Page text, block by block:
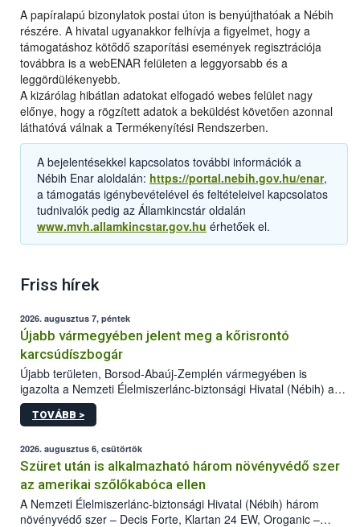
A papíralapú bizonylatok postai úton is benyújthatóak a Nébih
részére. A hivatal ugyanakkor felhívja a figyelmet, hogy a
támogatáshoz kötődő szaporítási események regisztrációja
továbbra is a webENAR felületen a leggyorsabb és a
leggördülékenyebb.
A kizárólag hibátlan adatokat elfogadó webes felület nagy
előnye, hogy a rögzített adatok a beküldést követően azonnal
láthatóvá válnak a Termékenyítési Rendszerben.
A bejelentésekkel kapcsolatos további információk a
Nébih Enar aloldalán: https://portal.nebih.gov.hu/enar,
a támogatás igénybevételével és feltételeivel kapcsolatos
tudnivalók pedig az Államkincstár oldalán
www.mvh.allamkincstar.gov.hu érhetőek el.
Friss hírek
2026. augusztus 7, péntek
Újabb vármegyében jelent meg a kőrisrontó
karcsúdíszbogár
Újabb területen, Borsod-Abaúj-Zemplén vármegyében is
igazolta a Nemzeti Élelmiszerlánc-biztonsági Hivatal (Nébih) a
kőrisrontó karcsúdíszbogár (Agrilus planipennis) jelenlétét. A
kártevőt nem csak színcsapdában találták meg, de már fertőzött
az intenzív felderítést, emellett az intézkedéseket a szlovák
hatósággal is összehangolják a terjedés megállítása érdekében.
TOVÁBB >
2026. augusztus 6, csütörtök
Szüret után is alkalmazható három növényvédő szer
az amerikai szőlőkabóca ellen
A Nemzeti Élelmiszerlánc-biztonsági Hivatal (Nébih) három
növényvédő szer – Decis Forte, Klartan 24 EW, Oroganic –